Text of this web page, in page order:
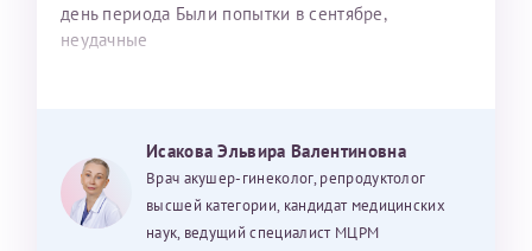
день периода Были попытки в сентябре,
неудачные
Исакова Эльвира Валентиновна
Врач акушер-гинеколог, репродуктолог
высшей категории, кандидат медицинских
наук, ведущий специалист МЦРМ